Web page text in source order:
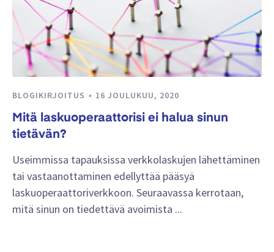
BLOGIKIRJOITUS 16 JOULUKUU, 2020
Mitä laskuoperaattorisi ei halua sinun
tietävän?
Useimmissa tapauksissa verkkolaskujen lähettäminen
tai vastaanottaminen edellyttää pääsyä
laskuoperaattoriverkkoon. Seuraavassa kerrotaan,
mitä sinun on tiedettävä avoimista ...